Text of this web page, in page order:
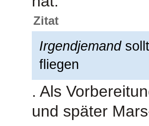
Zitat
Irgendjemand
fliegen
. Als
und später